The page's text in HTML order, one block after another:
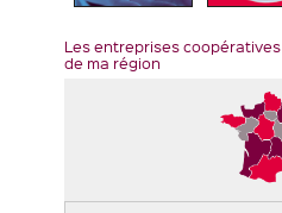
Les entreprises coopératives
de ma région